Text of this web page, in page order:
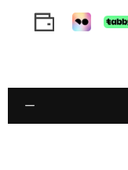
وتمنحك راحة
من الماء أثناء يومك